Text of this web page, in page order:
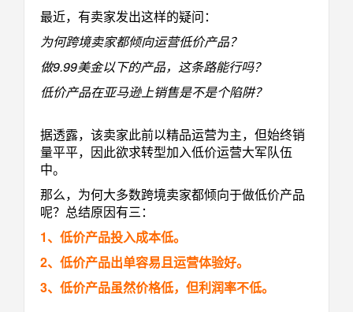
最近，有卖家发出这样的疑问：
为何跨境卖家都倾向运营低价产品？
做9.99美金以下的产品， 这条路能行吗？
低价产品在亚马逊上销售是不是个陷阱？
据透露，该卖家此前以精品运营为主，但始终销
量平平，因此欲求转型加入低价运营大军队伍
中。
那么，为何大多数跨境卖家都倾向于做低价产品
呢？总结原因有三：
1、低价产品投入成本低。
2、低价产品出单容易且运营体验好。
3、低价产品虽然价格低，但利润率不低。